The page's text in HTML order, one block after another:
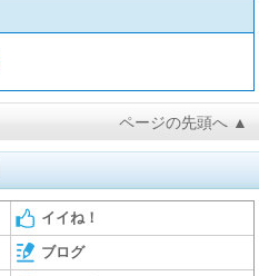
ページの先頭へ ▲
イイね！
ブログ